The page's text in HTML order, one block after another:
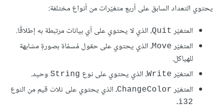
يحتوي التعداد السابق على أربع متغيّرات من أنواع مختلفة:
المتغيّر Quit، الذي لا يحتوي على أي بيانات مرتبطة به إطلاقًا.
المتغيّر Move، الذي يحتوي على حقول مُسمّاة بصورةٍ مشابهة
للهياكل.
المتغيّر Write، الذي يحتوي على نوع String وحيد.
المتغيّر ChangeColor، الذي يحتوي على ثلاث قيم من النوع
i32
.